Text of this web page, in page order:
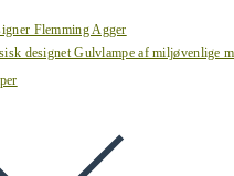
Flemming Agger
designet Gulvlampe af miljøvenlige